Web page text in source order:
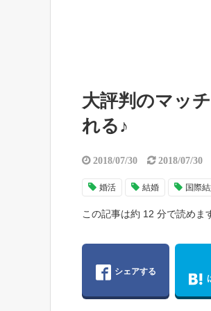
大評判のマッ
れる♪
2018/07/30 2018/07/30
婚活 結婚 国際
この記事は約 12 分で読めま
シェアする